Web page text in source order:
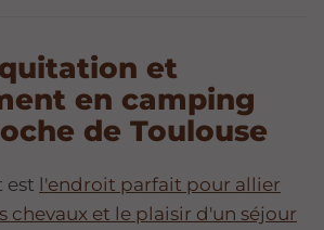
et
en camping
de Toulouse
est l'endroit parfait pour allier
chevaux et le plaisir d'un séjour